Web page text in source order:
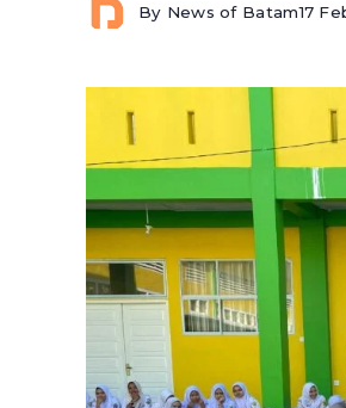
By News of Batam17